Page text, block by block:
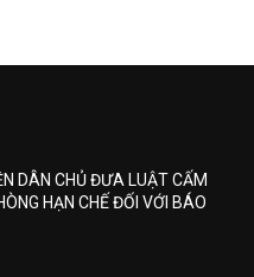
DÂN CHỦ ĐƯA LUẬT CẤM
HẠN CHẾ ĐỐI VỚI BÁO